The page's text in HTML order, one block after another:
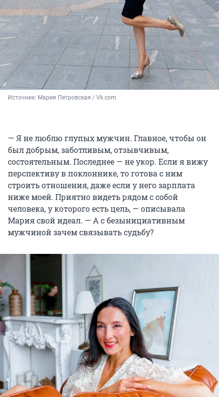
Источник: Мария Петровская / Vk.com
— Я не люблю глупых мужчин. Главное, чтобы он
был добрым, заботливым, отзывчивым,
состоятельным. Последнее — не укор. Если я вижу
перспективу в поклоннике, то готова с ним
строить отношения, даже если у него зарплата
ниже моей. Приятно видеть рядом с собой
человека, у которого есть цель, — описывала
Мария свой идеал. — А с безынициативным
мужчиной зачем связывать судьбу?